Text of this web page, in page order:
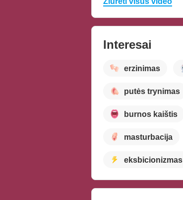
Interesai
erzinimas
putės trynimas
burnos kaištis
masturbacija
eksbicionizmas